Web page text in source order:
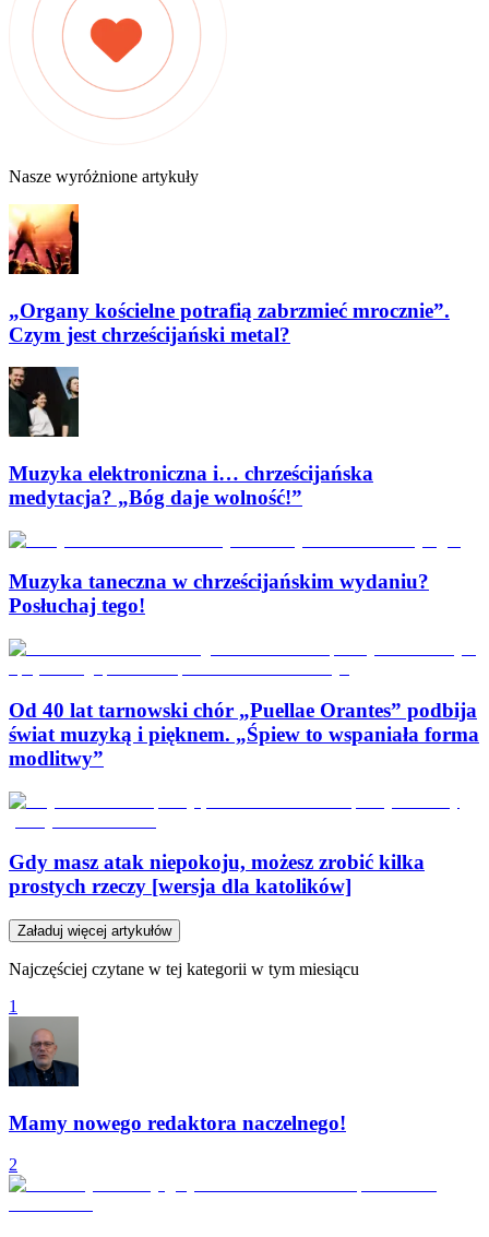
Nasze wyróżnione artykuły
„Organy kościelne potrafią zabrzmieć mrocznie”.
Czym jest chrześcijański metal?
Muzyka elektroniczna i… chrześcijańska
medytacja? „Bóg daje wolność!”
Muzyka taneczna w chrześcijańskim wydaniu?
Posłuchaj tego!
Od 40 lat tarnowski chór „Puellae Orantes” podbija
świat muzyką i pięknem. „Śpiew to wspaniała forma
modlitwy”
Gdy masz atak niepokoju, możesz zrobić kilka
prostych rzeczy [wersja dla katolików]
Załaduj więcej artykułów
Najczęściej czytane w tej kategorii w tym miesiącu
1
Mamy nowego redaktora naczelnego!
2